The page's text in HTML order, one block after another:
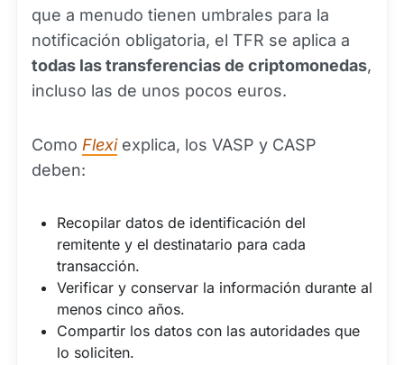
que a menudo tienen umbrales para la
notificación obligatoria, el TFR se aplica a
todas las transferencias de criptomonedas,
incluso las de unos pocos euros.
Como Flexiexplica, los VASP y CASP
deben:
Recopilar datos de identificación del
remitente y el destinatario para cada
transacción.
Verificar y conservar la información durante al
menos cinco años.
Compartir los datos con las autoridades que
lo soliciten.